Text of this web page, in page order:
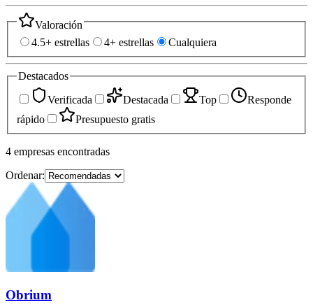
Valoración
4.5+ estrellas
4+ estrellas Cualquiera
Destacados
Verificada
Destacada Top
Responde
rápido
Presupuesto gratis
4 empresas encontradas
Ordenar:
Obrium